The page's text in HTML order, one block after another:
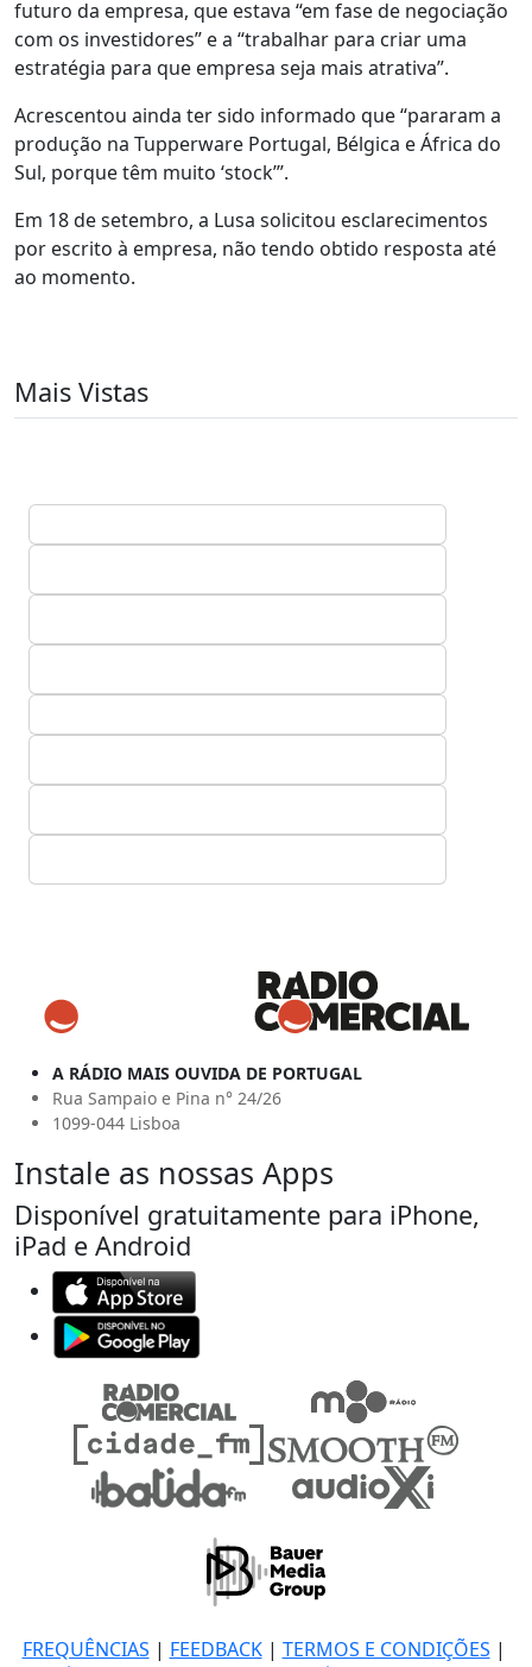
futuro da empresa, que estava “em fase de negociação
com os investidores” e a “trabalhar para criar uma
estratégia para que empresa seja mais atrativa”.
Acrescentou ainda ter sido informado que “pararam a
produção na Tupperware Portugal, Bélgica e África do
Sul, porque têm muito ‘stock’”.
Em 18 de setembro, a Lusa solicitou esclarecimentos
por escrito à empresa, não tendo obtido resposta até
ao momento.
Mais Vistas
A RÁDIO MAIS OUVIDA DE PORTUGAL
Rua Sampaio e Pina n° 24/26
1099-044 Lisboa
Instale as nossas Apps
Disponível gratuitamente para iPhone,
iPad e Android
FREQUÊNCIAS | FEEDBACK| TERMOS E CONDIÇÕES |